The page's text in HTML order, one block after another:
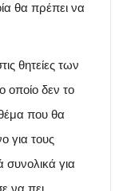
θα πρέπει να
θητείες των
οποίο δεν το
που θα
για τους
για